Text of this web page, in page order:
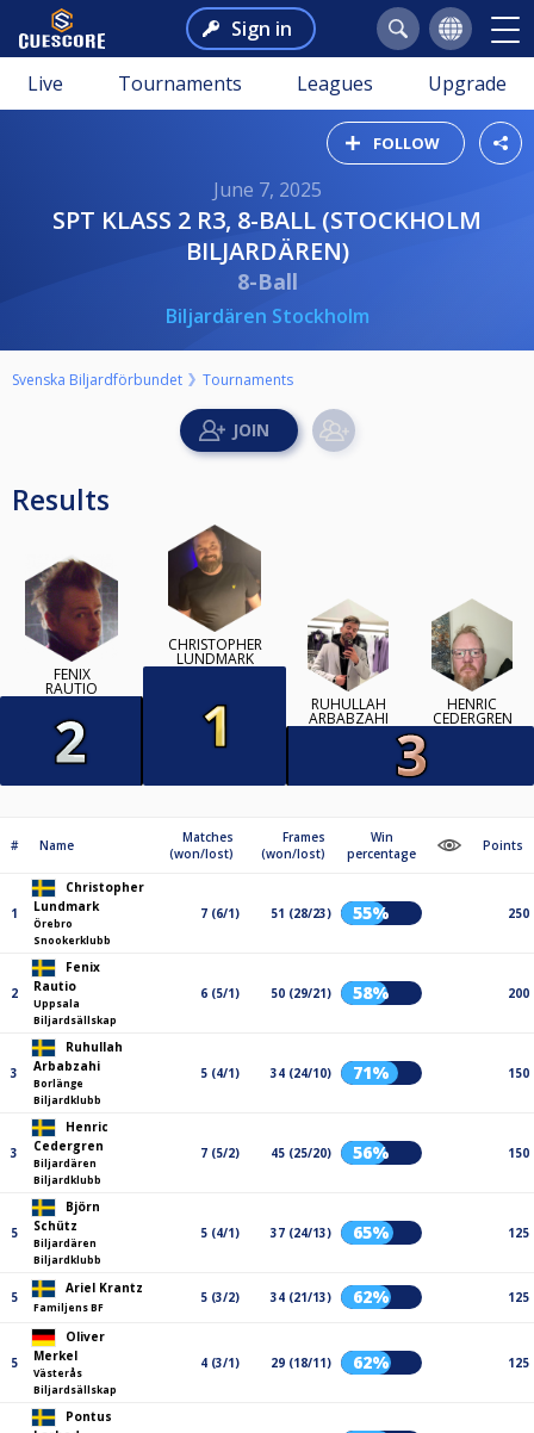
Sign in
Live Tournaments Leagues Upgrade
FOLLOW
June 7, 2025
SPT KLASS 2 R3, 8-BALL (STOCKHOLM
BILJARDÄREN)
8-Ball
Biljardären Stockholm
Svenska Biljardförbundet Tournaments
Results
FENIX
RAUTIO
CHRISTOPHER
LUNDMARK
RUHULLAH
ARBABZAHI
HENRIC
CEDERGREN
# Name
Matches
(won/lost)
Frames
(won/lost)
Win
percentage
Points
1
Christopher
Lundmark
Örebro
Snookerklubb
7 (6/1) 51 (28/23) 55% 250
2
Fenix
Rautio
Uppsala
Biljardsällskap
6 (5/1) 50 (29/21) 58% 200
3
Ruhullah
Arbabzahi
Borlänge
Biljardklubb
5 (4/1) 34 (24/10) 71% 150
3
Henric
Cedergren
Biljardären
Biljardklubb
7 (5/2) 45 (25/20) 56% 150
5
Björn
Schütz
Biljardären
Biljardklubb
5 (4/1) 37 (24/13) 65% 125
5
Ariel Krantz
Familjens BF
5 (3/2) 34 (21/13) 62% 125
5
Oliver
Merkel
Västerås
Biljardsällskap
4 (3/1) 29 (18/11) 62% 125
Pontus